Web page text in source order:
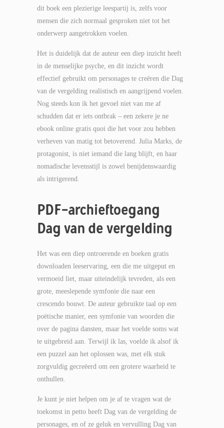
dit boek een plezierige leespartij is, zelfs voor
mensen die zich normaal gesproken niet tot het
onderwerp aangetrokken voelen.
Het is duidelijk dat de auteur een diep inzicht heeft
in de menselijke psyche, en dit inzicht wordt
effectief gebruikt om personages te creëren die Dag
van de vergelding realistisch en aangrijpend voelen.
Nog steeds kon ik het gevoel niet van me af
schudden dat er iets ontbrak – een zekere je ne
ebook online gratis quoi die het voor zou hebben
verheven van matig tot betoverend. Julia Marks, de
protagonist, is niet iemand die lang blijft, en haar
nomadische levensstijl is zowel benijdenswaardig
als intrigerend.
PDF-archieftoegang
Dag van de vergelding
Het was een diep ontroerende en boeken gratis
downloaden leeservaring, een die me uitgeput en
vermoeid liet, maar uiteindelijk tevreden, als een
grote, meeslepende symfonie die naar een
crescendo bouwt. De auteur gebruikte taal op een
poëtische manier, een symfonie van woorden die
over de pagina dansten, maar het voelde soms wat
te uitgebreid aan. Terwijl ik las, voelde ik alsof ik
een puzzel aan het oplossen was, met elk stuk
zorgvuldig gecreëerd om een grotere waarheid te
onthullen.
Je kunt je niet helpen om je af te vragen wat de
toekomst in petto heeft Dag van de vergelding de
personages, en of ze geluk en vervulling Dag van